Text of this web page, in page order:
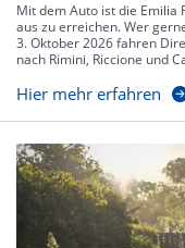
Mit dem Auto ist die Emilia
aus zu erreichen. Wer
3. Oktober 2026 fahren
nach Rimini, Riccione und
Hier mehr erfahren